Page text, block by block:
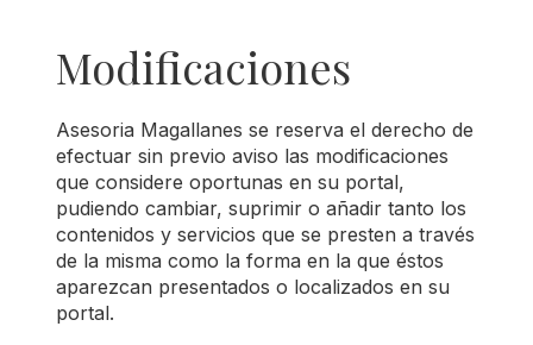
Modificaciones
Asesoria Magallanes se reserva el derecho de
efectuar sin previo aviso las modificaciones
que considere oportunas en su portal,
pudiendo cambiar, suprimir o añadir tanto los
contenidos y servicios que se presten a través
de la misma como la forma en la que éstos
aparezcan presentados o localizados en su
portal.